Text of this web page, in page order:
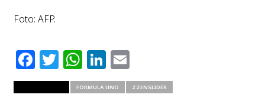
Foto: AFP.
Facebook
Twitter
WhatsApp
LinkedIn
Email
FORMULA UNO ZZENSLIDER